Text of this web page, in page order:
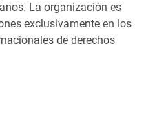
La organización es
exclusivamente en los
de derechos